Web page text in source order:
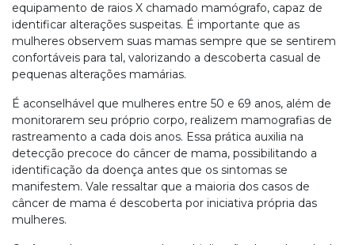
equipamento de raios X chamado mamógrafo, capaz de
identificar alterações suspeitas. É importante que as
mulheres observem suas mamas sempre que se sentirem
confortáveis para tal, valorizando a descoberta casual de
pequenas alterações mamárias.
É aconselhável que mulheres entre 50 e 69 anos, além de
monitorarem seu próprio corpo, realizem mamografias de
rastreamento a cada dois anos. Essa prática auxilia na
detecção precoce do câncer de mama, possibilitando a
identificação da doença antes que os sintomas se
manifestem. Vale ressaltar que a maioria dos casos de
câncer de mama é descoberta por iniciativa própria das
mulheres.